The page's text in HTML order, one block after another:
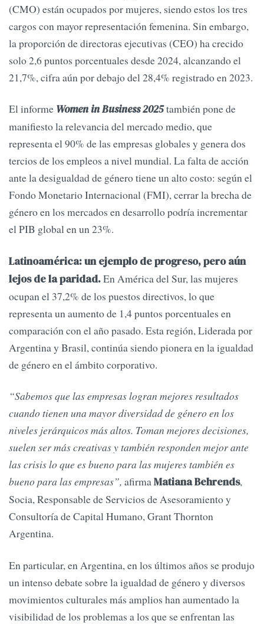
(CMO) están ocupados por mujeres, siendo estos los tres
cargos con mayor representación femenina. Sin embargo,
la proporción de directoras ejecutivas (CEO) ha crecido
solo 2,6 puntos porcentuales desde 2024, alcanzando el
21,7%, cifra aún por debajo del 28,4% registrado en 2023.
El informe Women in Business 2025también pone de
manifiesto la relevancia del mercado medio, que
representa el 90% de las empresas globales y genera dos
tercios de los empleos a nivel mundial. La falta de acción
ante la desigualdad de género tiene un alto costo: según el
Fondo Monetario Internacional (FMI), cerrar la brecha de
género en los mercados en desarrollo podría incrementar
el PIB global en un 23%.
Latinoamérica: un ejemplo de progreso, pero aún
lejos de la paridad.En América del Sur, las mujeres
ocupan el 37,2% de los puestos directivos, lo que
representa un aumento de 1,4 puntos porcentuales en
comparación con el año pasado. Esta región, Liderada por
Argentina y Brasil, continúa siendo pionera en la igualdad
de género en el ámbito corporativo.
“Sabemos que las empresas logran mejores resultados
cuando tienen una mayor diversidad de género en los
niveles jerárquicos más altos. Toman mejores decisiones,
suelen ser más creativas y también responden mejor ante
las crisis lo que es bueno para las mujeres también es
bueno para las empresas”, afirmaMatiana Behrends,
Socia, Responsable de Servicios de Asesoramiento y
Consultoría de Capital Humano, Grant Thornton
Argentina.
En particular, en Argentina, en los últimos años se produjo
un intenso debate sobre la igualdad de género y diversos
movimientos culturales más amplios han aumentado la
visibilidad de los problemas a los que se enfrentan las